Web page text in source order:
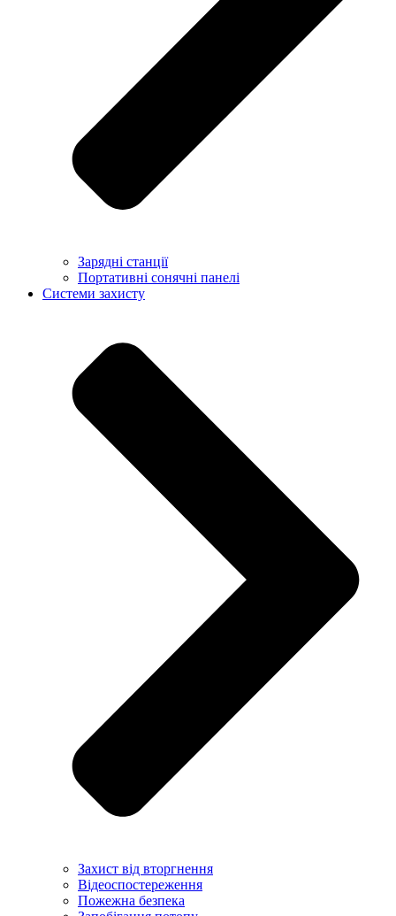
Зарядні станції
Портативні сонячні панелі
Системи захисту
Захист від вторгнення
Відеоспостереження
Пожежна безпека